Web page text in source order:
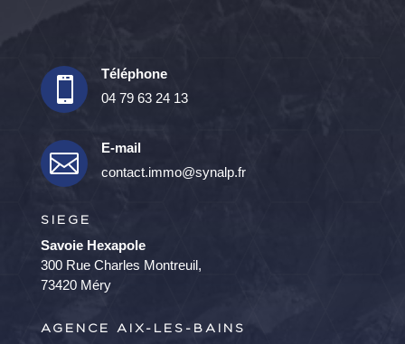

Téléphone
04 79 63 24 13

E-mail
contact.immo@synalp.fr
SIEGE
Savoie Hexapole
300 Rue Charles Montreuil,
73420 Méry
AGENCE AIX-LES-BAINS